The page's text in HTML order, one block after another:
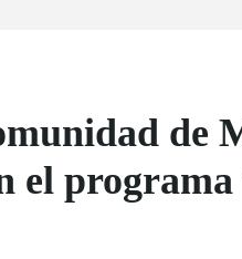
de
el programa